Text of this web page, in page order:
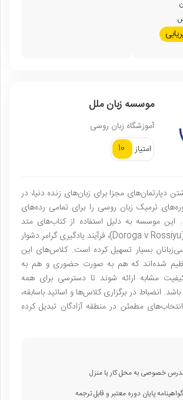
موسسه زبان ملل
آموزشگاه زبان روسی
امتیاز
10
دپارتمان‌های مجزا برای زبان‌های زنده دنیا، در
ترمیک زبان روسی را برای تمامی رده‌های
این موسسه به دلیل استفاده از کتاب‌های متد
جدید “راه روسیه” (Doroga v Rossiyu)، فرآیند یادگیری گرامر دشوار
بسیار تسهیل کرده است. کلاس‌های این
شده‌اند که هم به صورت حضوری و هم به
مشابه ارائه شوند تا دسترسی برای همه
انضباط در برگزاری کلاس‌ها و اساتید باسابقه،
مطمئن در منطقه آزادگان تبدیل کرده
خصوصی به محل کار یا منزل
پایان دوره معتبر و قابل ترجمه